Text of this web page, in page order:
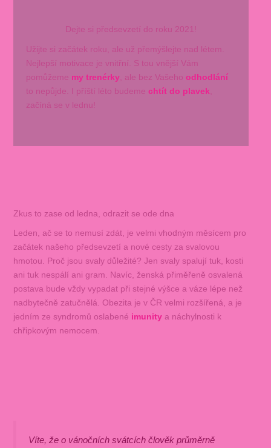
Dejte si předsevzetí do roku 2021!
Užijte si začátek roku, ale už přemýšlejte nad létem.
Nejlepší motivace je vnitřní. S tou vnější Vám
pomůžeme my trenérky, ale bez Vašeho odhodlání
to nepůjde. I příští léto budeme chtít do plavek
začíná se v lednu!
Zkus to zase od ledna, odrazit se ode dna
Leden, ač se to nemusí zdát, je velmi vhodným měsícem pro
začátek našeho předsevzetí a nové cesty za svalovou
hmotou. Proč jsou svaly důležité? Jen svaly spalují tuk, kosti
ani tuk nespálí ani gram. Navíc, ženská přiměřeně osvalená
postava bude vždy vypadat při stejné výšce a váze lépe než
nadbytečně zatučnělá. Obezita je v ČR velmi rozšířená, a je
jedním ze syndromů oslabené imunitya náchylnosti k
chřipkovým nemocem.
Víte, že o vánočních svátcích člověk průměrně